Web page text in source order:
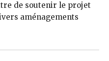
de soutenir le projet
aménagements